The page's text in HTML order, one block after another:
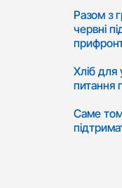
Разом з
червні
Хліб для
питання
Саме